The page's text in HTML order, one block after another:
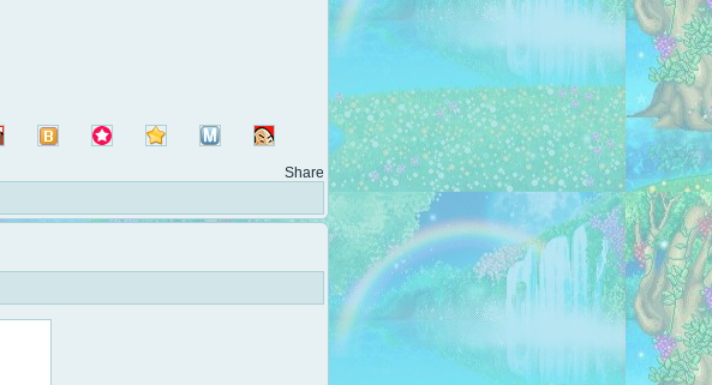
Share